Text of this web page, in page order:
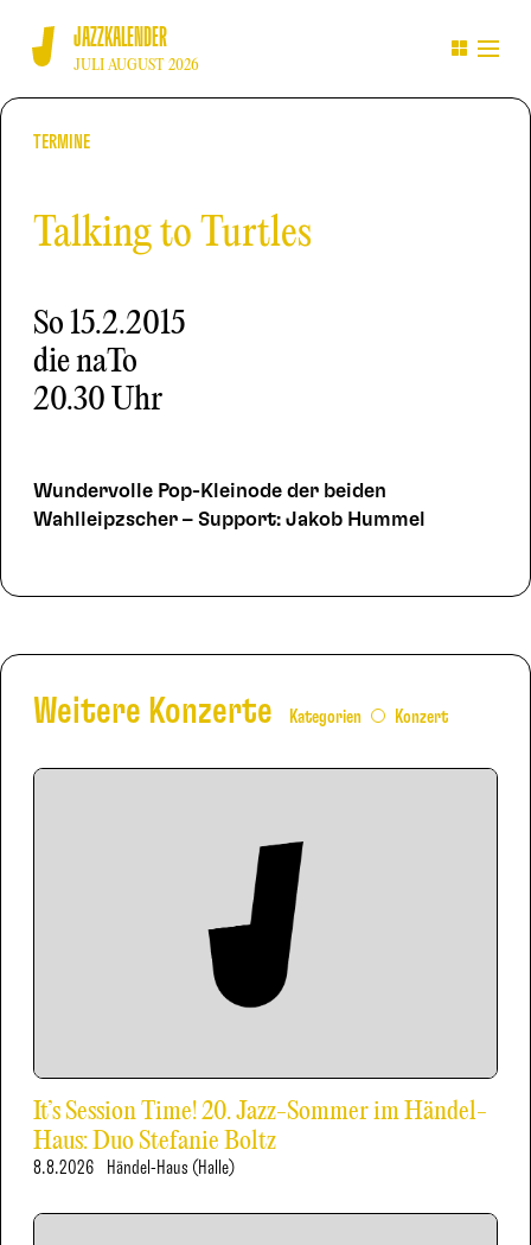
JAZZKALENDER
JULI AUGUST 2026
TERMINE
Talking to Turtles
So15.2.2015
die naTo
20.30 Uhr
Wundervolle Pop-Kleinode der beiden
Wahlleipzscher – Support: Jakob Hummel
Weitere Konzerte Kategorien Konzert
It’s Session Time! 20. Jazz-Sommer im Händel-
Haus: Duo Stefanie Boltz
8.8.2026 Händel-Haus (Halle)